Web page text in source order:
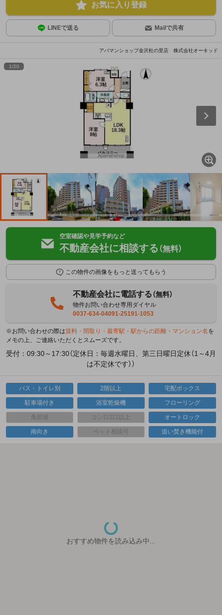
お気に入り登録
LINEで送る Mailで共有
アパマンショップ金沢杜の里店 株式会社オーキッド
1/20
空室確認や見学予約など
不動産会社に相談する （無料）
この物件の画像をもっと送ってもらう
不動産会社に電話する（無料）
物件お問い合わせ専用ダイヤル
0037-634-04091-25191-1053
※お問い合わせの際は賃料・間取り・最寄駅・駅からの距離・マンション名 を
メモの上、ご連絡いただくとスムーズです。
受付：09:30～17:30（定休日：毎週水曜日、第三日曜日定休（1～4月
は不定休です））
バス・トイレ別 2階以上 宅配ボックス
駐車場付き 浴室乾燥機 フローリング
角部屋 コンロ2口以上 オートロック
南向き ペット相談可 追い焚き機能付
おすすめ物件を読み込み中...